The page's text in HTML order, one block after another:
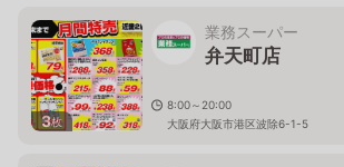
3枚
業務スーパー
弁天町店
8:00～20:00
大阪府大阪市港区波除6-1-5